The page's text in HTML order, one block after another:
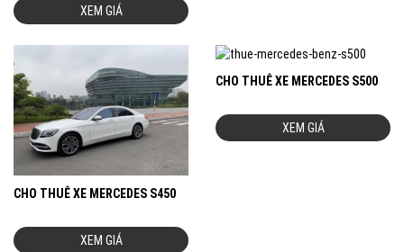
XEM GIÁ
CHO THUÊ XE MERCEDES S450
XEM GIÁ
CHO THUÊ XE MERCEDES S500
XEM GIÁ